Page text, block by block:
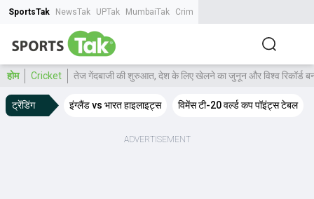
SportsTak NewsTak UPTak MumbaiTak CrimeTak
होम Cricket तेज गेंदबाजी की शुरुआत, देश के लिए खेलने का जुनून और विश्व रिकॉर्ड
ट्रेंडिंग इंग्लैंड vs भारत हाइलाइट्स विमेंस टी-20 वर्ल्ड कप पॉइंट्स टेबल